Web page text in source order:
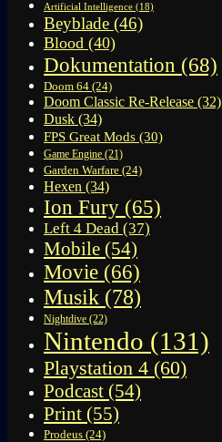
Artificial Intelligence (18)
Beyblade (46)
Blood (40)
Dokumentation (68)
Doom 64 (24)
Doom Classic Re-Release (32)
Dusk (34)
FPS Great Mods (30)
Game Engine (21)
Garden Warfare (24)
Hexen (34)
Ion Fury (65)
Left 4 Dead (37)
Mobile (54)
Movie (66)
Musik (78)
Nightdive (22)
Nintendo (131)
Playstation 4 (60)
Podcast (54)
Print (55)
Prodeus (24)